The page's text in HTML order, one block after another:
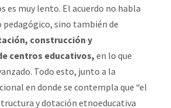
es muy lento. El acuerdo no habla
pedagógico, sino también de
construcción y
centros educativos, en lo que
Todo esto, junto a la
en donde se contempla que “el
y dotación etnoeducativa